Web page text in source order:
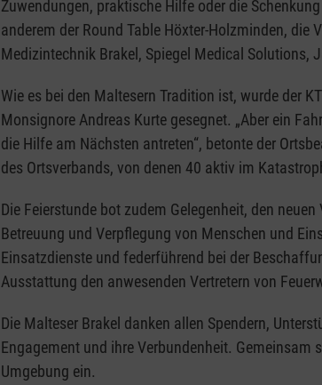
Zuwendungen, praktische Hilfe oder die
anderem der Round Table Höxter-Holzminden, die
Medizintechnik Brakel, Spiegel Medical Solutions,
Wie es bei den Maltesern Tradition ist, wurde der
Monsignore Andreas Kurte gesegnet. „Aber ein
die Hilfe am Nächsten antreten“, betonte der
des Ortsverbands, von denen 40 aktiv im
Die Feierstunde bot zudem Gelegenheit, den
Betreuung und Verpflegung von Menschen und
Einsatzdienste und federführend bei der
Ausstattung den anwesenden Vertretern von
Die Malteser Brakel danken allen Spendern,
Engagement und ihre Verbundenheit. Gemeinsam
Umgebung ein.